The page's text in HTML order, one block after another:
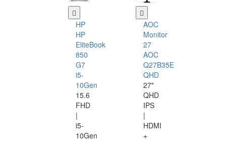
HP
HP
EliteBook
850
G7
i5-
10Gen
15.6
FHD
|
i5-
10Gen
AOC
Monitor
27
AOC
Q27B35E
QHD
27"
QHD
IPS
|
HDMI
+